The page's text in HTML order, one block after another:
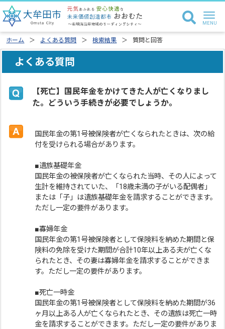
ホーム よくある質問 検索結果 質問と回答
よくある質問
【死亡】国民年金をかけてきた人が亡くなりまし
た。どういう手続きが必要でしょうか。
国民年金の第1号被保険者が亡くなられたときは、次の給
付を受けられる場合があります。
■遺族基礎年金
国民年金の被保険者が亡くなられた当時、その人によって
生計を維持されていた、「18歳未満の子がいる配偶者」
または「子」は遺族基礎年金を請求することができます。
ただし一定の要件があります。
■寡婦年金
国民年金の第1号被保険者として保険料を納めた期間と保
険料の免除を受けた期間が合計10年以上ある夫が亡くな
られたとき、その妻は寡婦年金を請求することができま
す。ただし一定の要件があります。
■死亡一時金
国民年金の第1号被保険者として保険料を納めた期間が36
ヶ月以上ある人が亡くなられたとき、その遺族は死亡一時
金を請求することができます。ただし一定の要件がありま